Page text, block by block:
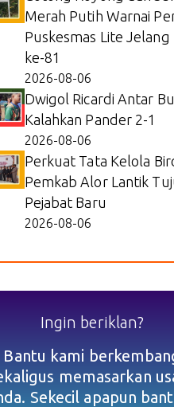
Merah Putih Warnai
Puskesmas Lite Jelang
ke-81
2026-08-06
Dwigol Ricardi Antar
Kalahkan Pander 2-1
2026-08-06
Perkuat Tata Kelola
Pemkab Alor Lantik
Pejabat Baru
2026-08-06
Ingin beriklan?
Bantu kami
memasarkan
Sekecil apapun